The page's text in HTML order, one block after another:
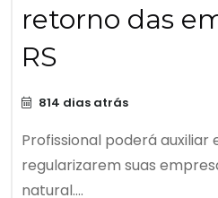
retorno das
RS
814 dias atrás
Profissional poderá auxiliar
regularizarem suas
natural....